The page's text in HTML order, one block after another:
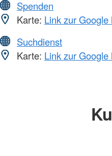
Spenden
Karte: Link zur
Suchdienst
Karte: Link zur